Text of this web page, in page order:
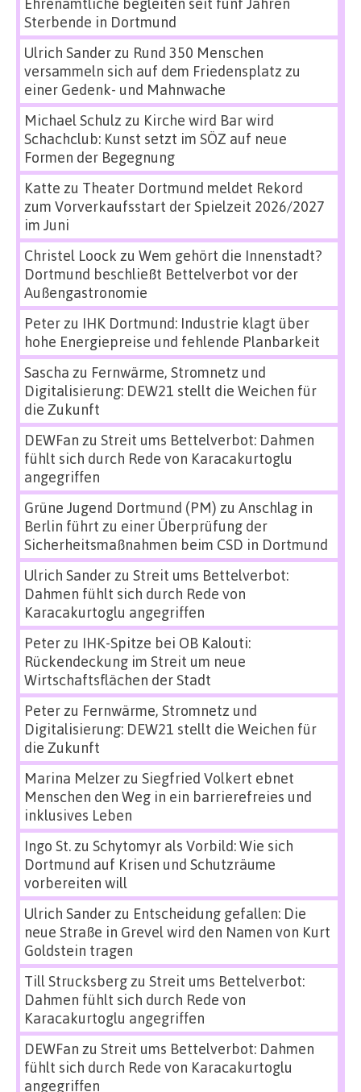
Ehrenamtliche begleiten seit fünf Jahren
Sterbende in Dortmund
Ulrich Sanderzu Rund 350 Menschen
versammeln sich auf dem Friedensplatz zu
einer Gedenk- und Mahnwache
Michael Schulz zu Kirche wird Bar wird
Schachclub: Kunst setzt im SÖZ auf neue
Formen der Begegnung
Katte zu Theater Dortmund meldet Rekord
zum Vorverkaufsstart der Spielzeit 2026/2027
im Juni
Christel Loock zu Wem gehört die Innenstadt?
Dortmund beschließt Bettelverbot vor der
Außengastronomie
Peterzu IHK Dortmund: Industrie klagt über
hohe Energiepreise und fehlende Planbarkeit
Sascha zu Fernwärme, Stromnetz und
Digitalisierung: DEW21 stellt die Weichen für
die Zukunft
DEWFan zu Streit ums Bettelverbot: Dahmen
fühlt sich durch Rede von Karacakurtoglu
angegriffen
Grüne Jugend Dortmund (PM) zu Anschlag in
Berlin führt zu einer Überprüfung der
Sicherheitsmaßnahmen beim CSD in Dortmund
Ulrich Sanderzu Streit ums Bettelverbot:
Dahmen fühlt sich durch Rede von
Karacakurtoglu angegriffen
Peterzu IHK-Spitze bei OB Kalouti:
Rückendeckung im Streit um neue
Wirtschaftsflächen der Stadt
Peterzu Fernwärme, Stromnetz und
Digitalisierung: DEW21 stellt die Weichen für
die Zukunft
Marina Melzerzu Siegfried Volkert ebnet
Menschen den Weg in ein barrierefreies und
inklusives Leben
Ingo St.zu Schytomyr als Vorbild: Wie sich
Dortmund auf Krisen und Schutzräume
vorbereiten will
Ulrich Sanderzu Entscheidung gefallen: Die
neue Straße in Grevel wird den Namen von Kurt
Goldstein tragen
Till Strucksbergzu Streit ums Bettelverbot:
Dahmen fühlt sich durch Rede von
Karacakurtoglu angegriffen
DEWFan zu Streit ums Bettelverbot: Dahmen
fühlt sich durch Rede von Karacakurtoglu
angegriffen